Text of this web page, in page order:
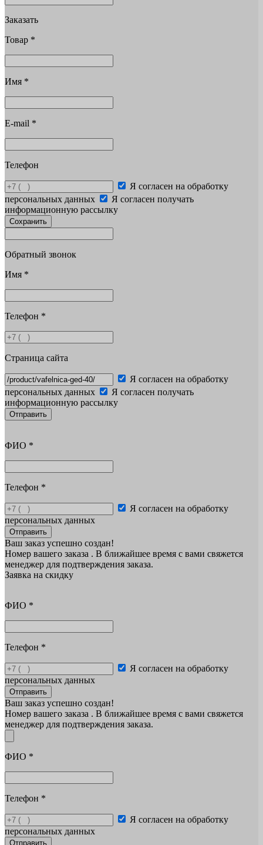
Заказать
Товар *
Имя *
E-mail *
Телефон
Я согласен на обработку
персональных данных
Я согласен получать
информационную рассылку
Сохранить
Обратный звонок
Имя *
Телефон *
Страница сайта
Я согласен на обработку
персональных данных
Я согласен получать
информационную рассылку
Отправить
ФИО *
Телефон *
Я согласен на обработку
персональных данных
Отправить
Ваш заказ успешно создан!
Номер вашего заказа . В ближайшее время с вами свяжется
менеджер для подтверждения заказа.
Заявка на скидку
ФИО *
Телефон *
Я согласен на обработку
персональных данных
Отправить
Ваш заказ успешно создан!
Номер вашего заказа . В ближайшее время с вами свяжется
менеджер для подтверждения заказа.
ФИО *
Телефон *
Я согласен на обработку
персональных данных
Отправить